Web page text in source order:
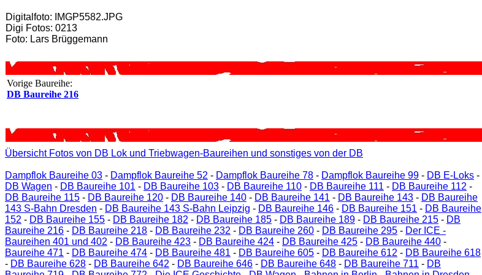
Digitalfoto: IMGP5582.JPG
Digi Fotos: 0213
Foto: Lars Brüggemann
Vorige Baureihe:
DB Baureihe 216
Übersicht Fotos von DB Lok und Triebwagen-Baureihen und sonstiges von der DB
Dampflok Baureihe 03 - Dampflok Baureihe 52 - Dampflok Baureihe 78 - Dampflok Baureihe 99 - DB E-Loks -
DB Wagen - DB Baureihe 101 - DB Baureihe 103 - DB Baureihe 110 - DB Baureihe 111 - DB Baureihe 112 -
DB Baureihe 115 - DB Baureihe 120 - DB Baureihe 140 - DB Baureihe 141 - DB Baureihe 143 - DB Baureihe
143 S-Bahn Dresden - DB Baureihe 143 S-Bahn Leipzig - DB Baureihe 146 - DB Baureihe 151 - DB Baureihe
152 - DB Baureihe 155 - DB Baureihe 182 - DB Baureihe 185 - DB Baureihe 189 - DB Baureihe 215 - DB
Baureihe 216 - DB Baureihe 218 - DB Baureihe 232 - DB Baureihe 260 - DB Baureihe 295 - Der ICE -
Baureihen 401 und 402 - DB Baureihe 423 - DB Baureihe 424 - DB Baureihe 425 - DB Baureihe 440 -
Baureihe 471 - DB Baureihe 474 - DB Baureihe 481 - DB Baureihe 605 - DB Baureihe 612 - DB Baureihe 618
- DB Baureihe 628 - DB Baureihe 642 - DB Baureihe 646 - DB Baureihe 648 - DB Baureihe 711 - DB